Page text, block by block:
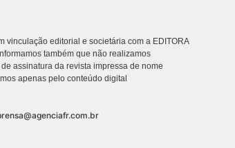
vinculação editorial e societária com a EDITORA
também que não realizamos
assinatura da revista impressa de nome
apenas pelo conteúdo digital